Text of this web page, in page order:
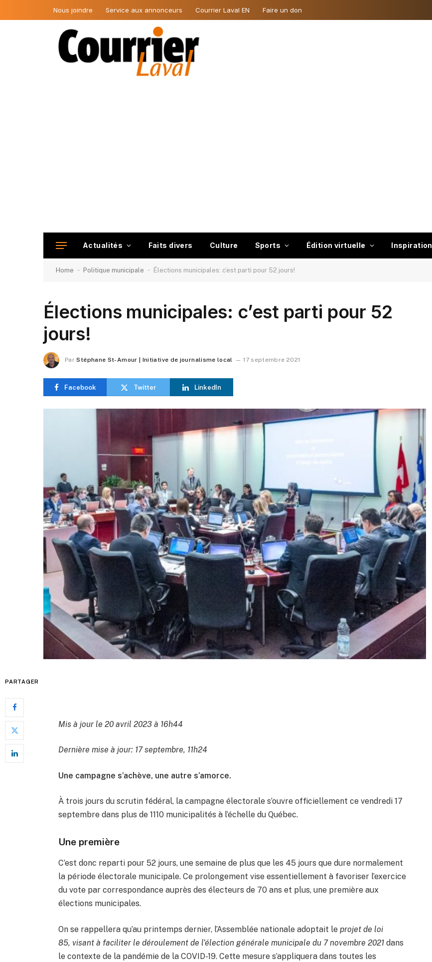
Nous joindre Service aux annonceurs Courrier Laval EN Faire un don
Actualités Faits divers Culture Sports Édition virtuelle Inspiration
Home - Politique municipale - Élections municipales: c’est parti pour 52 jours!
Élections municipales: c’est parti pour 52
jours!
Par Stéphane St-Amour | Initiative de journalisme local 17 septembre 2021
Facebook Twitter LinkedIn
PARTAGER
Mis à jour le 20 avril 2023 à 16h44
Dernière mise à jour: 17 septembre, 11h24
Une campagne s’achève, une autre s’amorce.
À trois jours du scrutin fédéral, la campagne électorale s’ouvre officiellement ce vendredi 17
septembre dans plus de 1110 municipalités à l’échelle du Québec.
Une première
C’est donc reparti pour 52 jours, une semaine de plus que les 45 jours que dure normalement
la période électorale municipale. Ce prolongement vise essentiellement à favoriser l’exercice
du vote par correspondance auprès des électeurs de 70 ans et plus, une première aux
élections municipales.
On se rappellera qu’au printemps dernier, l’Assemblée nationale adoptait le projet de loi
85, visant à faciliter le déroulement de l’élection générale municipale du 7 novembre 2021 dans
le contexte de la pandémie de la COVID-19. Cette mesure s’appliquera dans toutes les